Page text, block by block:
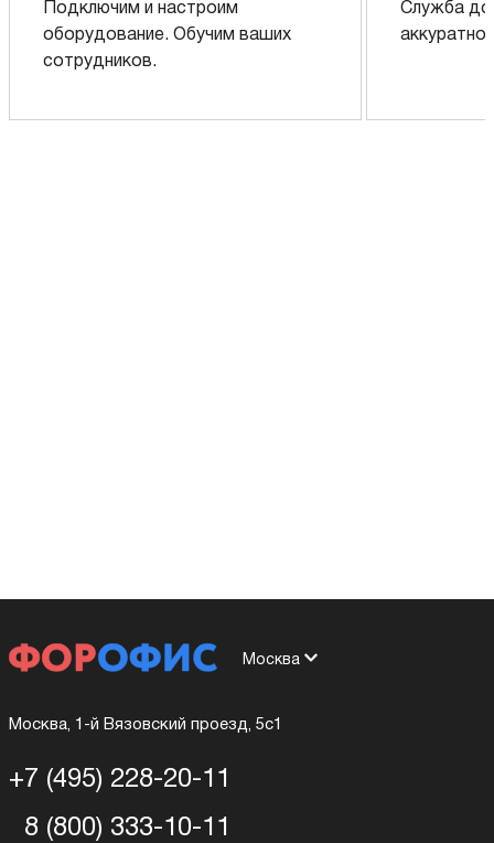
Подключим и настроим
оборудование. Обучим ваших
сотрудников.
Служба
аккуратно
Москва
Москва, 1-й Вязовский проезд, 5с1
+7 (495) 228-20-11
8 (800) 333-10-11